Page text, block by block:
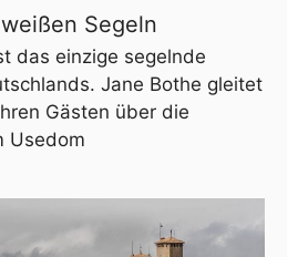
Segeln
das einzige segelnde
Jane Bothe gleitet
Gästen über die
Usedom